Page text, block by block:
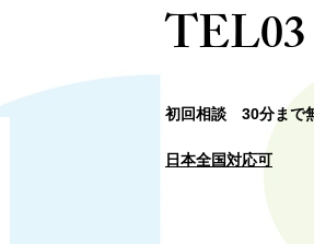
初回相談 30分まで
日本全国対応可